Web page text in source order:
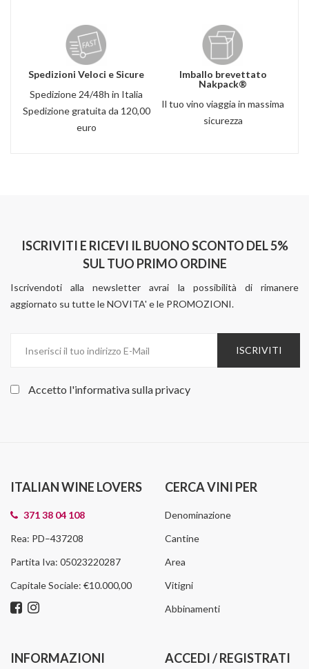
Spedizioni Veloci e Sicure
Spedizione 24/48h in Italia
Spedizione gratuita da 120,00
euro
Imballo brevettato
Nakpack®
Il tuo vino viaggia in massima
sicurezza
ISCRIVITI E RICEVI IL BUONO SCONTO DEL 5%
SUL TUO PRIMO ORDINE
Iscrivendoti alla newsletter avrai la possibilità di rimanere
aggiornato su tutte le NOVITA' e le PROMOZIONI.
ISCRIVITI
Accetto l'informativa sullaprivacy
ITALIAN WINE LOVERS
371 38 04 108
Rea: PD–437208
Partita Iva: 05023220287
Capitale Sociale: €10.000,00
CERCA VINI PER
Denominazione
Cantine
Area
Vitigni
Abbinamenti
INFORMAZIONI ACCEDI / REGISTRATI